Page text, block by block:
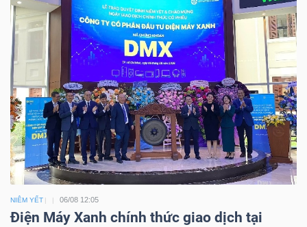
NIÊM YẾT 06/08 12:05
Điện Máy Xanh chính thức giao dịch tại